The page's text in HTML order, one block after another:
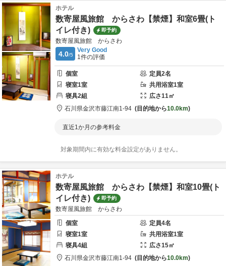
ホテル
数寄屋風旅館 からさわ【禁煙】和室6畳(ト
イレ付き)
即予約
数寄屋風旅館 からさわ
4.0/5
Very Good
1件の評価
個室 定員2名
寝室1室 共用浴室1室
寝具2組 広さ11㎡
石川県金沢市藤江南1-94 目的地から10.0km
直近1か月の参考料金
対象期間内に有効な料金設定がありません。
ホテル
数寄屋風旅館 からさわ【禁煙】和室10畳(ト
イレ付き)
即予約
数寄屋風旅館 からさわ
個室
定員4名
寝室1室 共用浴室1室
寝具4組 広さ15㎡
石川県金沢市藤江南1-94 目的地から10.0km